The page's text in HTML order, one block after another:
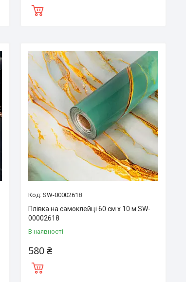
SW-00002618
Плівка на самоклейці 60 см х 10 м SW-
00002618
В наявності
580 ₴